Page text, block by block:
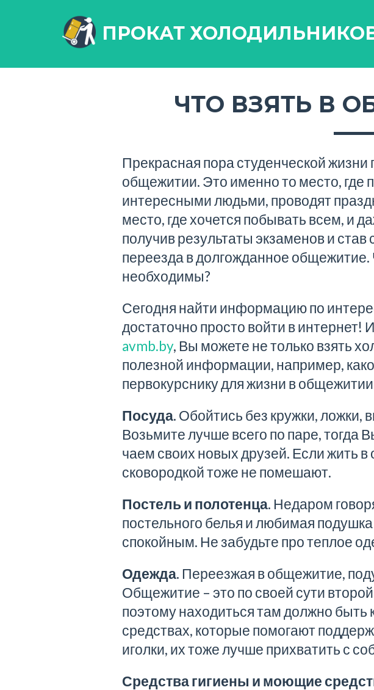
ПРОКАТ
ЧТО ВЗЯТЬ В
Прекрасная пора студенческой жизни
общежитии. Это именно то место, где
интересными людьми, проводят
место, где хочется побывать всем, и
получив результаты экзаменов и став
переезда в долгожданное общежитие.
необходимы?
Сегодня найти информацию по
достаточно просто войти в
avmb.by, Вы можете не только взять
полезной информации, например,
первокурснику для жизни в общежитии
Посуда. Обойтись без кружки, ложки,
Возьмите лучше всего по паре, тогда
чаем своих новых друзей. Если жить
сковородкой тоже не помешают.
Постель и полотенца. Недаром
постельного белья и любимая
спокойным. Не забудьте про теплое
Одежда. Переезжая в общежитие,
Общежитие – это по своей сути
поэтому находиться там должно
средствах, которые помогают
иголки, их тоже лучше прихватить с
Средства гигиены и моющие